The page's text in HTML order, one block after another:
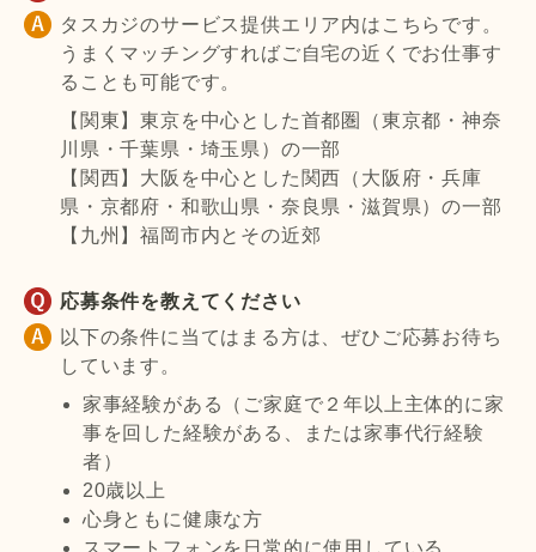
タスカジのサービス提供エリア内はこちらです。
うまくマッチングすればご自宅の近くでお仕事す
ることも可能です。
【関東】東京を中心とした首都圏（東京都・神奈
川県・千葉県・埼玉県）の一部
【関西】大阪を中心とした関西（大阪府・兵庫
県・京都府・和歌山県・奈良県・滋賀県）の一部
【九州】福岡市内とその近郊
応募条件を教えてください
以下の条件に当てはまる方は、ぜひご応募お待ち
しています。
家事経験がある（ご家庭で２年以上主体的に家
事を回した経験がある、または家事代行経験
者）
20歳以上
心身ともに健康な方
スマートフォンを日常的に使用している